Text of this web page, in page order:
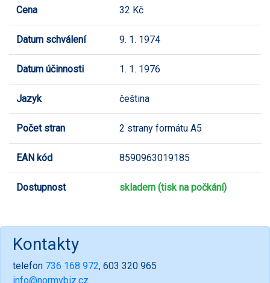
Cena 32 Kč
Datum schválení 9. 1. 1974
Datum účinnosti 1. 1. 1976
Jazyk čeština
Počet stran 2 strany formátu A5
EAN kód 8590963019185
Dostupnost skladem (tisk na počkání)
Kontakty
telefon 736 168 972, 603 320 965
info@normybiz.cz